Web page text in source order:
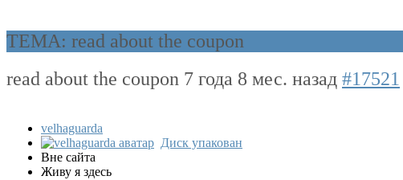
ТЕМА: read about the coupon
read about the coupon 7 года 8 мес. назад #17521
velhaguarda
Вне сайта
Живу я здесь
Диск упакован